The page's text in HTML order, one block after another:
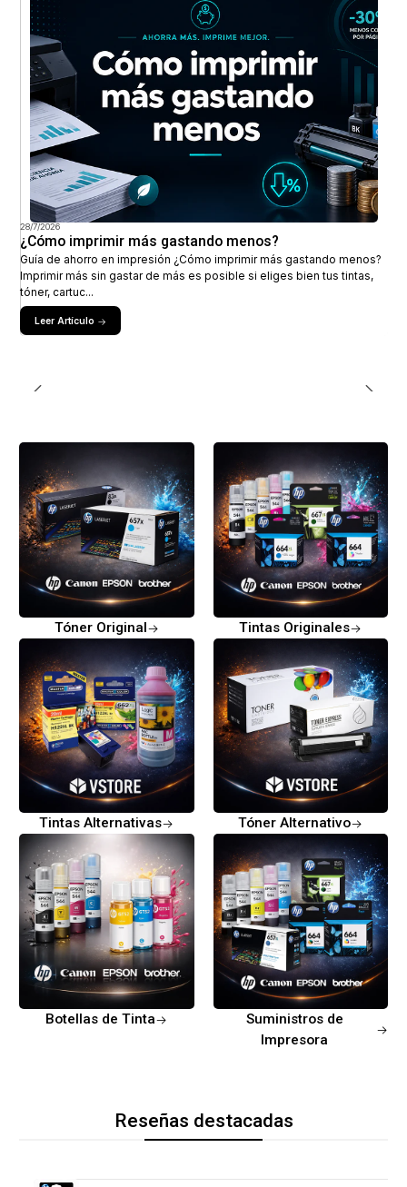
28/7/2026
¿Cómo imprimir más gastando menos?
Guía de ahorro en impresión ¿Cómo imprimir más gastando menos?
Imprimir más sin gastar de más es posible si eliges bien tus tintas,
tóner, cartuc...
Leer Artículo
Tóner Original Tintas Originales
Tintas Alternativas Tóner Alternativo
Botellas de Tinta
Suministros de
Impresora
Reseñas destacadas